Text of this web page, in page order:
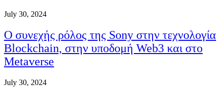
July 30, 2024
Ο συνεχής ρόλος της Sony στην τεχνολογία
Blockchain, στην υποδομή Web3 και στο
Metaverse
July 30, 2024